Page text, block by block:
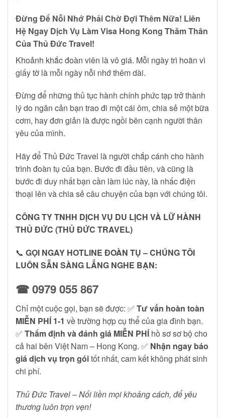
Đừng Để Nỗi Nhớ Phải Chờ Đợi Thêm Nữa! Liên
Hệ Ngay Dịch Vụ Làm Visa Hong Kong Thăm Thân
Của Thủ Đức Travel!
Khoảnh khắc đoàn viên là vô giá. Mỗi ngày trì hoãn vì
giấy tờ là mỗi ngày nỗi nhớ thêm dài.
Đừng để những thủ tục hành chính phức tạp trở thành
lý do ngăn cản bạn trao đi một cái ôm, chia sẻ một bữa
cơm, hay đơn giản là được ngồi bên cạnh người thân
yêu của mình.
Hãy để Thủ Đức Travel là người chắp cánh cho hành
trình đoàn tụ của bạn. Bước đi đầu tiên, và cũng là
bước đi duy nhất bạn cần làm lúc này, là nhấc điện
thoại lên và chia sẻ câu chuyện của bạn với chúng tôi.
CÔNG TY TNHH DỊCH VỤ DU LỊCH VÀ LỮ HÀNH
THỦ ĐỨC (THỦ ĐỨC TRAVEL)
📞 GỌI NGAY HOTLINE ĐOÀN TỤ – CHÚNG TÔI
LUÔN SẴN SÀNG LẮNG NGHE BẠN:
☎ 0979 055 867
Chỉ một cuộc gọi, bạn sẽ được: ✅ Tư vấn hoàn toàn
MIỄN PHÍ 1-1 về trường hợp cụ thể của gia đình bạn.
✅ Thẩm định và đánh giá MIỄN PHÍhồ sơ sơ bộ cho
cả hai bên Việt Nam – Hong Kong. ✅ Nhận ngay báo
giá dịch vụ trọn góitốt nhất, cam kết không phát sinh
chi phí.
Thủ Đức Travel – Nối liền mọi khoảng cách, để yêu
thương luôn trọn vẹn!